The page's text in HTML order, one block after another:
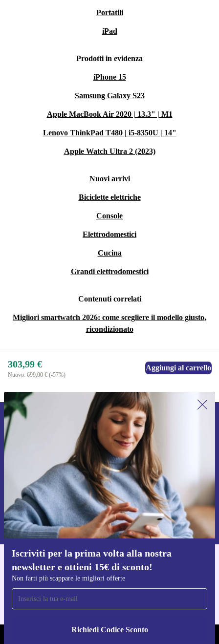
12 mesi. Se cambi idea, puoi restituirlo entro 30 giorni
dall’acquisto: massima sicurezza e nessun rischio.
Scegli Galaxy Watch Ultra ricondizionato: la tecnologia
che ti migliora la vita, nel rispetto dell’ambiente.
Portatili
iPad
Prodotti in evidenza
iPhone 15
Samsung Galaxy S23
Apple MacBook Air 2020 | 13.3" | M1
Lenovo ThinkPad T480 | i5-8350U | 14"
Apple Watch Ultra 2 (2023)
Nuovi arrivi
Biciclette elettriche
Console
Elettrodomestici
Cucina
Grandi elettrodomestici
Contenuti correlati
Migliori smartwatch 2026: come scegliere il modello giusto,
ricondizionato
303,99 €
Nuovo: 699,00 € (-57%)
Aggiungi al carrello
Iscriviti per la prima volta alla nostra
newsletter e ottieni 15€ di sconto!
Non farti più scappare le migliori offerte
Richiedi Codice Sconto
Iscriviti per la prima volta alla nostra
newsletter e ottieni 15€ di sconto!
Non farti più scappare le migliori offerte.
Richiedi codice sconto
Per maggiori informazioni sull’uso dei dati personali, visita la nostra
Normativa sulla privacy.
Scarica l'app di refurbed
Per iOS e Android